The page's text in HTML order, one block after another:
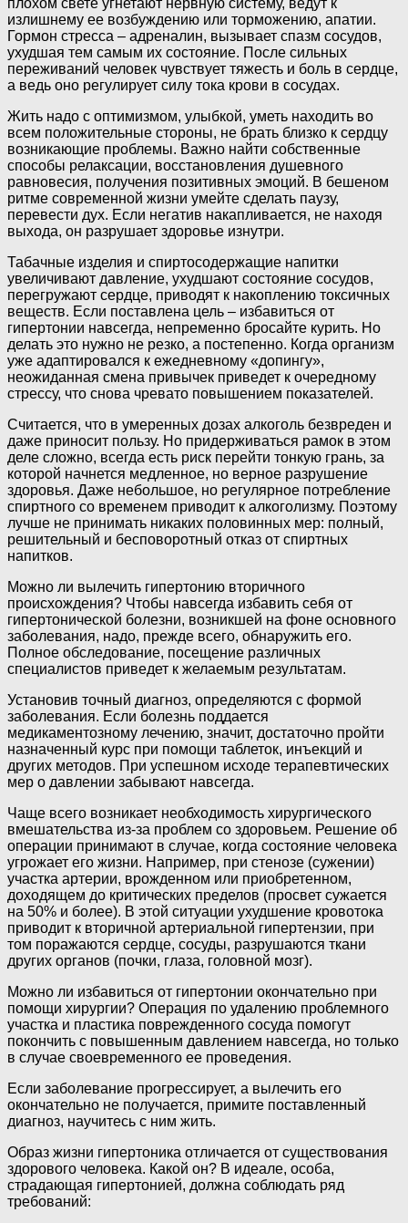
излишнему ее возбуждению или торможению, апатии.
Гормон стресса – адреналин, вызывает спазм сосудов,
ухудшая тем самым их состояние. После сильных
переживаний человек чувствует тяжесть и боль в сердце,
а ведь оно регулирует силу тока крови в сосудах.
Жить надо с оптимизмом, улыбкой, уметь находить во
всем положительные стороны, не брать близко к сердцу
возникающие проблемы. Важно найти собственные
способы релаксации, восстановления душевного
равновесия, получения позитивных эмоций. В бешеном
ритме современной жизни умейте сделать паузу,
перевести дух. Если негатив накапливается, не находя
выхода, он разрушает здоровье изнутри.
Табачные изделия и спиртосодержащие напитки
увеличивают давление, ухудшают состояние сосудов,
перегружают сердце, приводят к накоплению токсичных
веществ. Если поставлена цель – избавиться от
гипертонии навсегда, непременно бросайте курить. Но
делать это нужно не резко, а постепенно. Когда организм
уже адаптировался к ежедневному «допингу»,
неожиданная смена привычек приведет к очередному
стрессу, что снова чревато повышением показателей.
Считается, что в умеренных дозах алкоголь безвреден и
даже приносит пользу. Но придерживаться рамок в этом
деле сложно, всегда есть риск перейти тонкую грань, за
которой начнется медленное, но верное разрушение
здоровья. Даже небольшое, но регулярное потребление
спиртного со временем приводит к алкоголизму. Поэтому
лучше не принимать никаких половинных мер: полный,
решительный и бесповоротный отказ от спиртных
напитков.
Можно ли вылечить гипертонию вторичного
происхождения? Чтобы навсегда избавить себя от
гипертонической болезни, возникшей на фоне основного
заболевания, надо, прежде всего, обнаружить его.
Полное обследование, посещение различных
специалистов приведет к желаемым результатам.
Установив точный диагноз, определяются с формой
заболевания. Если болезнь поддается
медикаментозному лечению, значит, достаточно пройти
назначенный курс при помощи таблеток, инъекций и
других методов. При успешном исходе терапевтических
мер о давлении забывают навсегда.
Чаще всего возникает необходимость хирургического
вмешательства из-за проблем со здоровьем. Решение об
операции принимают в случае, когда состояние человека
угрожает его жизни. Например, при стенозе (сужении)
участка артерии, врожденном или приобретенном,
доходящем до критических пределов (просвет сужается
на 50% и более). В этой ситуации ухудшение кровотока
приводит к вторичной артериальной гипертензии, при
том поражаются сердце, сосуды, разрушаются ткани
других органов (почки, глаза, головной мозг).
Можно ли избавиться от гипертонии окончательно при
помощи хирургии? Операция по удалению проблемного
участка и пластика поврежденного сосуда помогут
покончить с повышенным давлением навсегда, но только
в случае своевременного ее проведения.
Если заболевание прогрессирует, а вылечить его
окончательно не получается, примите поставленный
диагноз, научитесь с ним жить.
Образ жизни гипертоника отличается от существования
здорового человека. Какой он? В идеале, особа,
страдающая гипертонией, должна соблюдать ряд
требований: